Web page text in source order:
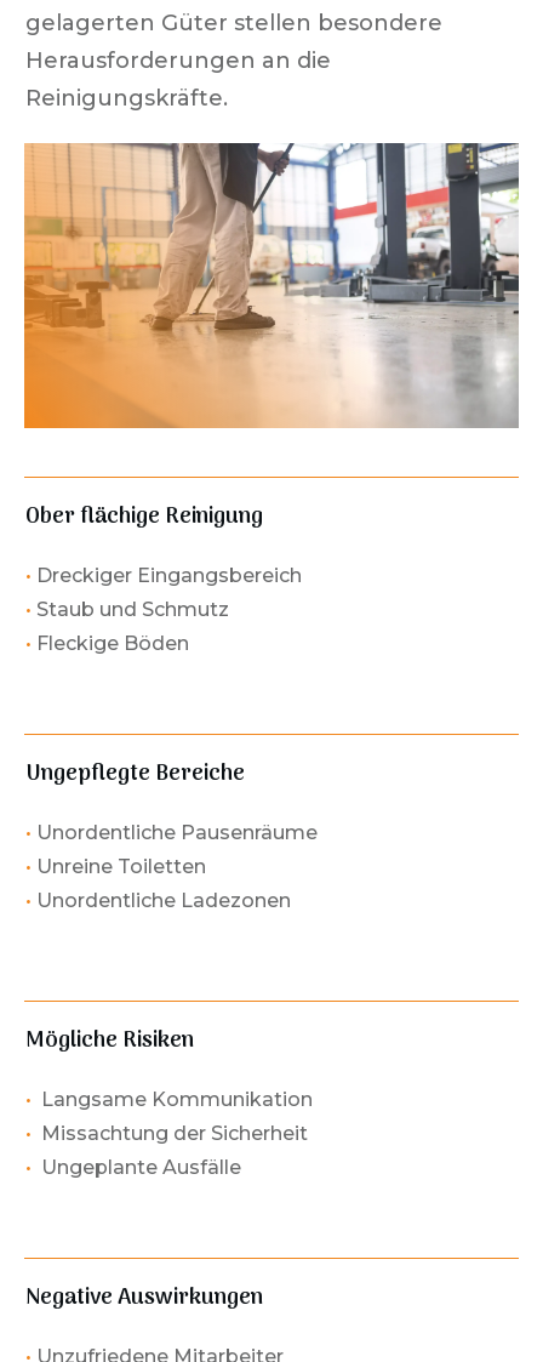
gelagerten Güter stellen besondere
Herausforderungen an die
Reinigungskräfte.
Ober flächige Reinigung
• Dreckiger Eingangsbereich
• Staub und Schmutz
• Fleckige Böden
Ungepflegte Bereiche
• Unordentliche Pausenräume
• Unreine Toiletten
• Unordentliche Ladezonen
Mögliche Risiken
• Langsame Kommunikation
• Missachtung der Sicherheit
• Ungeplante Ausfälle
Negative Auswirkungen
• Unzufriedene Mitarbeiter